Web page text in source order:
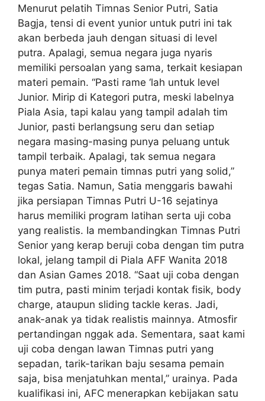
Menurut pelatih Timnas Senior Putri, Satia
Bagja, tensi di event yunior untuk putri ini tak
akan berbeda jauh dengan situasi di level
putra. Apalagi, semua negara juga nyaris
memiliki persoalan yang sama, terkait kesiapan
materi pemain. “Pasti rame ‘lah untuk level
Junior. Mirip di Kategori putra, meski labelnya
Piala Asia, tapi kalau yang tampil adalah tim
Junior, pasti berlangsung seru dan setiap
negara masing-masing punya peluang untuk
tampil terbaik. Apalagi, tak semua negara
punya materi pemain timnas putri yang solid,”
tegas Satia. Namun, Satia menggaris bawahi
jika persiapan Timnas Putri U-16 sejatinya
harus memiliki program latihan serta uji coba
yang realistis. Ia membandingkan Timnas Putri
Senior yang kerap beruji coba dengan tim putra
lokal, jelang tampil di Piala AFF Wanita 2018
dan Asian Games 2018. “Saat uji coba dengan
tim putra, pasti minim terjadi kontak fisik, body
charge, ataupun sliding tackle keras. Jadi,
anak-anak ya tidak realistis mainnya. Atmosfir
pertandingan nggak ada. Sementara, saat kami
uji coba dengan lawan Timnas putri yang
sepadan, tarik-tarikan baju sesama pemain
saja, bisa menjatuhkan mental,” urainya. Pada
kualifikasi ini, AFC menerapkan kebijakan satu